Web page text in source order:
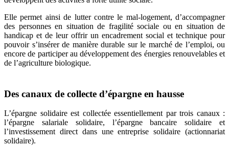
Elle permet ainsi de lutter contre le mal-logement, d’accompagner
des personnes en situation de fragilité sociale ou en situation de
handicap et de leur offrir un encadrement social et technique pour
pouvoir s’insérer de manière durable sur le marché de l’emploi, ou
encore de participer au développement des énergies renouvelables et
de l’agriculture biologique.
Des canaux de collecte d’épargne en hausse
L’épargne solidaire est collectée essentiellement par trois canaux :
l’épargne salariale solidaire, l’épargne bancaire solidaire et
l’investissement direct dans une entreprise solidaire (actionnariat
solidaire).